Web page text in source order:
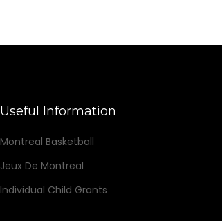
Useful Information
Montreal Basketball
Jeux De Montreal
Individual Child Grants